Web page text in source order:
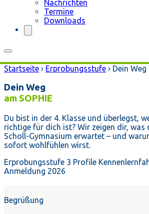
Nachrichten
Termine
Downloads
Startseite › Erprobungsstufe › Dein
Dein Weg
am SOPHIE
Du bist in der 4. Klasse und überlegst,
richtige für dich ist? Wir zeigen dir, was
Scholl-Gymnasium erwartet – und
sofort wohlfühlen wirst.
Erprobungsstufe 3 Profile
Anmeldung 2026
Begrüßung